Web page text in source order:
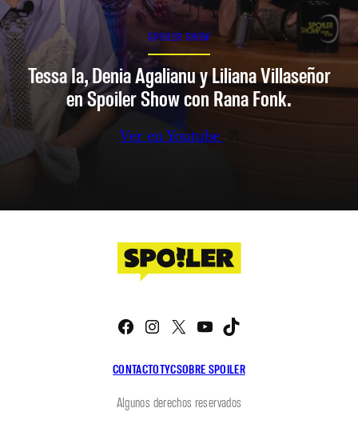
SPOILER SHOW
Tessa Ia, Denia Agalianu y Liliana Villaseñor
en Spoiler Show con Rana Fonk.
Ver en Youtube
CONTACTOTYCSOBRE SPOILER
Facebook
Instagram
X YouTube
Algunos derechos reservados